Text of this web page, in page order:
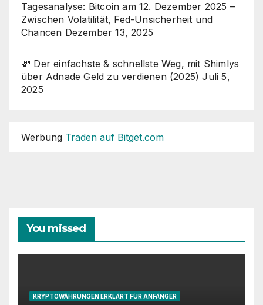
Tagesanalyse: Bitcoin am 12. Dezember 2025 –
Zwischen Volatilität, Fed-Unsicherheit und
Chancen Dezember 13, 2025
💸 Der einfachste & schnellste Weg, mit Shimlys
über Adnade Geld zu verdienen (2025) Juli 5,
2025
Werbung Traden auf Bitget.com
You missed
KRYPTOWÄHRUNGEN ERKLÄRT FÜR ANFÄNGER